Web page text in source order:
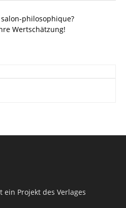
philosophique?
Wertschätzung!
ein Projekt des Verlages